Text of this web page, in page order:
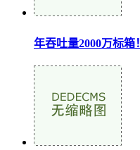
年吞吐量2000万标